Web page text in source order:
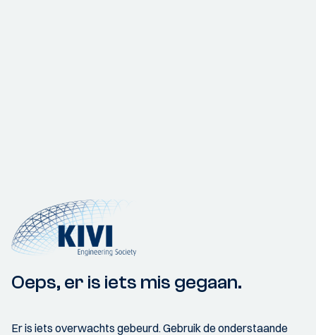
Oeps, er is iets mis gegaan.
Er is iets overwachts gebeurd. Gebruik de onderstaande